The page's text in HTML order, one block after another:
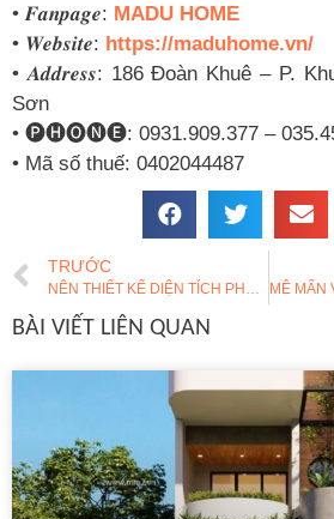
• 𝑭𝒂𝒏𝒑𝒂𝒈𝒆: MADU HOME
• 𝑾𝒆𝒃𝒔𝒊𝒕𝒆: https://maduhome.vn/
• 𝑨𝒅𝒅𝒓𝒆𝒔𝒔: 186 Đoàn Khuê – P.
Sơn
• 🅟🅗🅞🅝🅔: 0931.909.377 –
• Mã số thuế: 0402044487
TRƯỚC
NÊN THIẾT KẾ DIỆN TÍCH PHÒNG KHÁCH BAO NHIÊU M2? KÍCH THƯỚC PHÒNG KHÁCH TIÊU CHUẨN HIỆN NAY
BÀI VIẾT LIÊN QUAN